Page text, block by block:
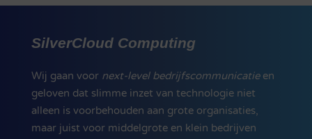
SilverCloud Computing
Wij gaan voor next-level bedrijfscommunicatie en
geloven dat slimme inzet van technologie niet
alleen is voorbehouden aan grote organisaties,
maar juist voor middelgrote en klein bedrijven